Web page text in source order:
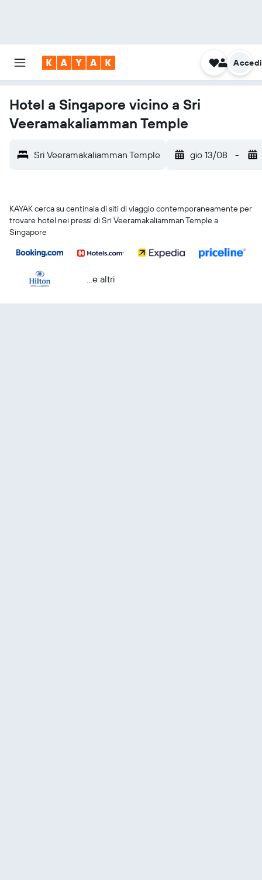
Accedi
Hotel a Singapore vicino a Sri
Veeramakaliamman Temple
Sri Veeramakaliamman Temple gio 13/08 -
KAYAK cerca su centinaia di siti di viaggio contemporaneamente per
trovare hotel nei pressi di Sri Veeramakaliamman Temple a
Singapore
...e altri